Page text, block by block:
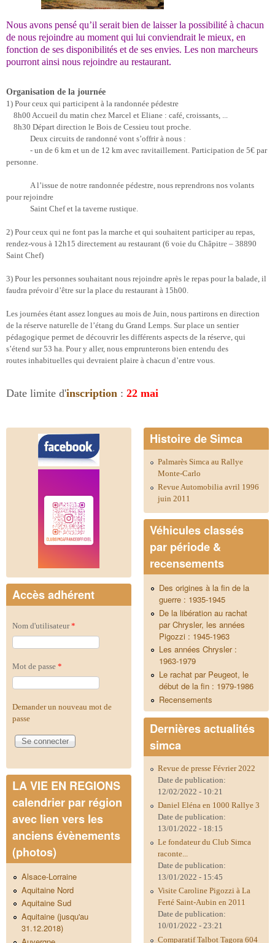
Nous avons pensé qu’il serait bien de laisser la possibilité à chacun
de nous rejoindre au moment qui lui conviendrait le mieux, en
fonction de ses disponibilités et de ses envies. Les non marcheurs
pourront ainsi nous rejoindre au restaurant.
Organisation de la journée
1) Pour ceux qui participent à la randonnée pédestre
8h00 Accueil du matin chez Marcel et Eliane : café, croissants, ...
8h30 Départ direction le Bois de Cessieu tout proche.
Deux circuits de randonné vont s’offrir à nous :
- un de 6 km et un de 12 km avec ravitaillement. Participation de 5€ par
personne.
A l’issue de notre randonnée pédestre, nous reprendrons nos volants
pour rejoindre
Saint Chef et la taverne rustique.
2) Pour ceux qui ne font pas la marche et qui souhaitent participer au repas,
rendez-vous à 12h15 directement au restaurant (6 voie du Châpitre – 38890
Saint Chef)
3) Pour les personnes souhaitant nous rejoindre après le repas pour la balade, il
faudra prévoir d’être sur la place du restaurant à 15h00.
Les journées étant assez longues au mois de Juin, nous partirons en direction
de la réserve naturelle de l’étang du Grand Lemps. Sur place un sentier
pédagogique permet de découvrir les différents aspects de la réserve, qui
s’étend sur53 ha. Pour y aller, nous emprunterons bien entendu des
routes inhabituelles qui devraient plaire à chacun d’entre vous.
Date limite d'inscription : 22 mai
Accès adhérent
Nom d'utilisateur*
Mot de passe *
Demander un nouveau mot de
passe
LA VIE EN REGIONS
calendrier par région
avec lien vers les
anciens évènements
(photos)
Alsace-Lorraine
Aquitaine Nord
Aquitaine Sud
Aquitaine (jusqu'au
31.12.2018)
Histoire de Simca
Palmarès Simca au Rallye
Monte-Carlo
Revue Automobilia avril 1996
juin 2011
Véhicules classés
par période &
recensements
Des origines à la fin de la
guerre : 1935-1945
De la libération au rachat
par Chrysler, les années
Pigozzi : 1945-1963
Les années Chrysler :
1963-1979
Le rachat par Peugeot, le
début de la fin : 1979-1986
Recensements
Dernières actualités
simca
Revue de presse Février 2022
Date de publication:
12/02/2022 - 10:21
Daniel Eléna en 1000 Rallye 3
Date de publication:
13/01/2022 - 18:15
Le fondateur du Club Simca
raconte...
Date de publication:
13/01/2022 - 15:45
Visite Caroline Pigozzi à La
Ferté Saint-Aubin en 2011
Date de publication:
10/01/2022 - 23:21
Comparatif Talbot Tagora 604